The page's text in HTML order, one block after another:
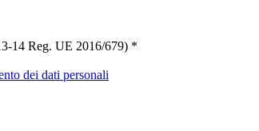
14 Reg. UE 2016/679) *
dei dati personali